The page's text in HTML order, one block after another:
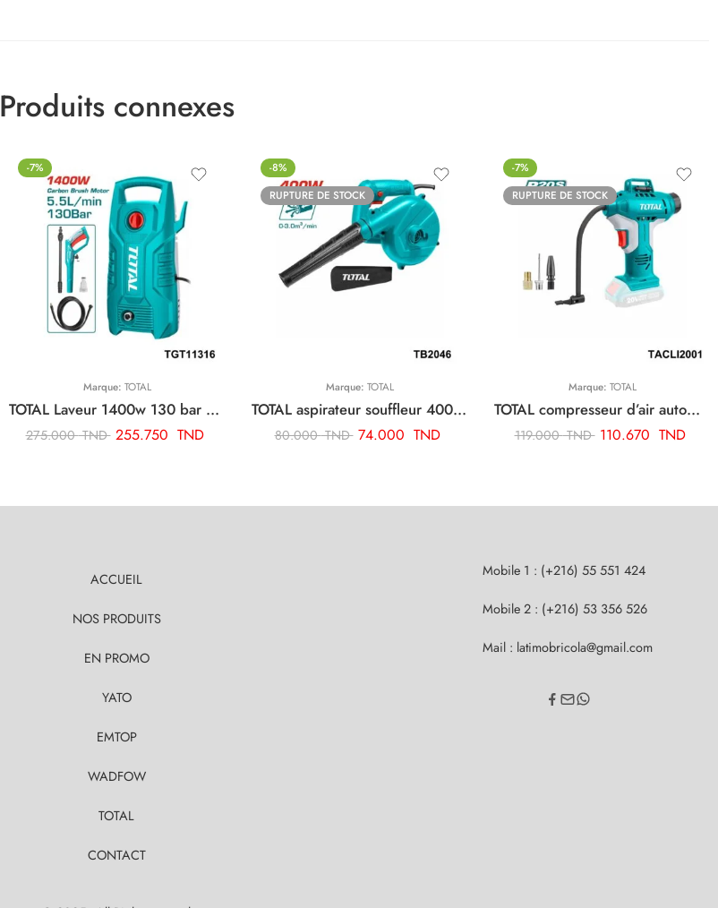
Produits connexes
-7%
Marque: TOTAL
TOTAL Laveur 1400w 130 bar TGT11316
275.000TND 255.750 TND
-8%
RUPTURE DE STOCK
Marque: TOTAL
TOTAL aspirateur souffleur 400w TB2046
80.000TND 74.000 TND
-7%
RUPTURE DE STOCK
Marque: TOTAL
TOTAL compresseur d’air automatique sans fil TACLI2001
119.000TND 110.670 TND
ACCUEIL
NOS PRODUITS
EN PROMO
YATO
EMTOP
WADFOW
TOTAL
CONTACT
Mobile 1 : (+216) 55 551 424
Mobile 2 : (+216) 53 356 526
Mail : latimobricola@gmail.com